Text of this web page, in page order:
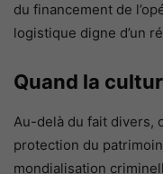
du financement de
logistique digne d’un
Quand la
Au-delà du fait divers,
protection du
mondialisation